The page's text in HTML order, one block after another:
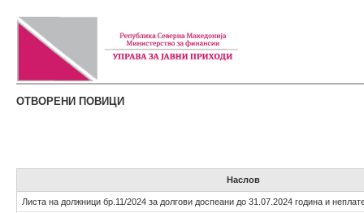
ОТВОРЕНИ ПОВИЦИ
Наслов
Листа на должници бр.11/2024 за долгови доспеани до 31.07.2024 година и